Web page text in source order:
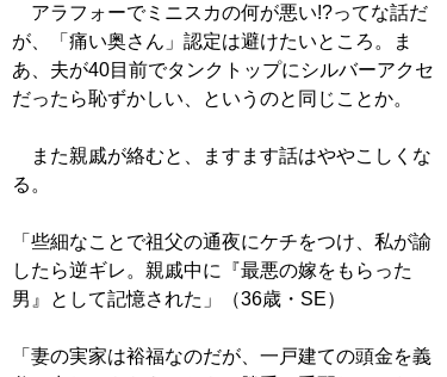
アラフォーでミニスカの何が悪い!?ってな話だ
が、「痛い奥さん」認定は避けたいところ。ま
あ、夫が40目前でタンクトップにシルバーアクセ
だったら恥ずかしい、というのと同じことか。
また親戚が絡むと、ますます話はややこしくな
る。
「些細なことで祖父の通夜にケチをつけ、私が諭
したら逆ギレ。親戚中に『最悪の嫁をもらった
男』として記憶された」（36歳・SE）
「妻の実家は裕福なのだが、一戸建ての頭金を義